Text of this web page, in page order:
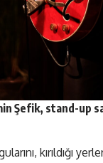
Şefik, stand-
kırıldığı